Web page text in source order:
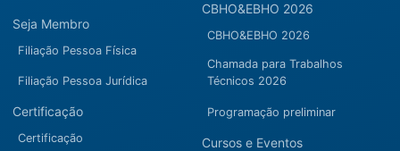
Seja Membro
Filiação Pessoa Física
Filiação Pessoa Jurídica
Certificação
Certificação
CBHO&EBHO 2026
CBHO&EBHO 2026
Chamada para Trabalhos
Técnicos 2026
Programação preliminar
Cursos e Eventos